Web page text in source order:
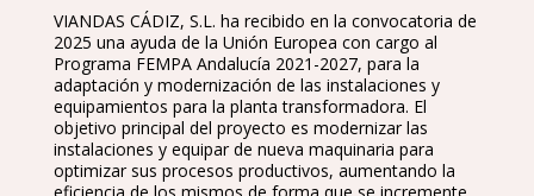
VIANDAS CÁDIZ, S.L. ha recibido en la convocatoria de
2025 una ayuda de la Unión Europea con cargo al
Programa FEMPA Andalucía 2021-2027, para la
adaptación y modernización de las instalaciones y
equipamientos para la planta transformadora. El
objetivo principal del proyecto es modernizar las
instalaciones y equipar de nueva maquinaria para
optimizar sus procesos productivos, aumentando la